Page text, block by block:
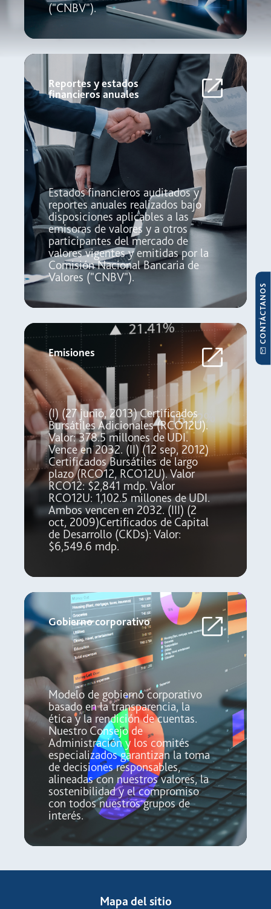
("CNBV").
Reportes y estados
financieros anuales
Estados financieros auditados y
reportes anuales realizados bajo
disposiciones aplicables a las
emisoras de valores y a otros
participantes del mercado de
valores vigentes y emitidas por la
Comisión Nacional Bancaria de
Valores ("CNBV").
Emisiones
(I) (27 junio, 2013) Certificados
Bursátiles Adicionales (RCO12U).
Valor: 378.5 millones de UDI.
Vence en 2032. (II) (12 sep, 2012)
Certificados Bursátiles de largo
plazo (RCO12, RCO12U). Valor
RCO12: $2,841 mdp. Valor
RCO12U: 1,102.5 millones de UDI.
Ambos vencen en 2032. (III) (2
oct, 2009)Certificados de Capital
de Desarrollo (CKDs): Valor:
$6,549.6 mdp.
Gobierno corporativo
Modelo de gobierno corporativo
basado en la transparencia, la
ética y la rendición de cuentas.
Nuestro Consejo de
Administración y los comités
especializados garantizan la toma
de decisiones responsables,
alineadas con nuestros valores, la
sostenibilidad y el compromiso
con todos nuestros grupos de
interés.
CONTÁCTANOS
Mapa del sitio